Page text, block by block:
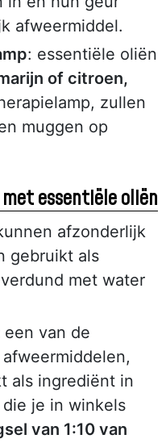
afweermiddel.
: essentiële oliën
of citroen,
zullen
muggen op
essentiële oliën
afzonderlijk
gebruikt als
met water
een van de
als ingrediënt in
je in winkels
van 1:10 van